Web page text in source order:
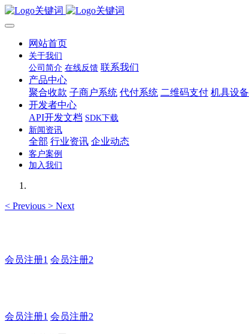
网站首页
关于我们
公司简介 在线反馈 联系我们
产品中心
聚合收款 子商户系统 代付系统 二维码支付 机具设备
开发者中心
API开发文档 SDK下载
新闻资讯
全部 行业资讯 企业动态
客户案例
加入我们
< Previous > Next
会员注册1 会员注册2
会员注册1 会员注册2